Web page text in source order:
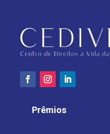
Prêmios